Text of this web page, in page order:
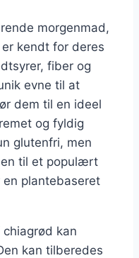
morgenmad,
kendt for deres
fiber og
evne til at
dem til en ideel
og fyldig
glutenfri, men
til et populært
plantebaseret
kan
kan tilberedes